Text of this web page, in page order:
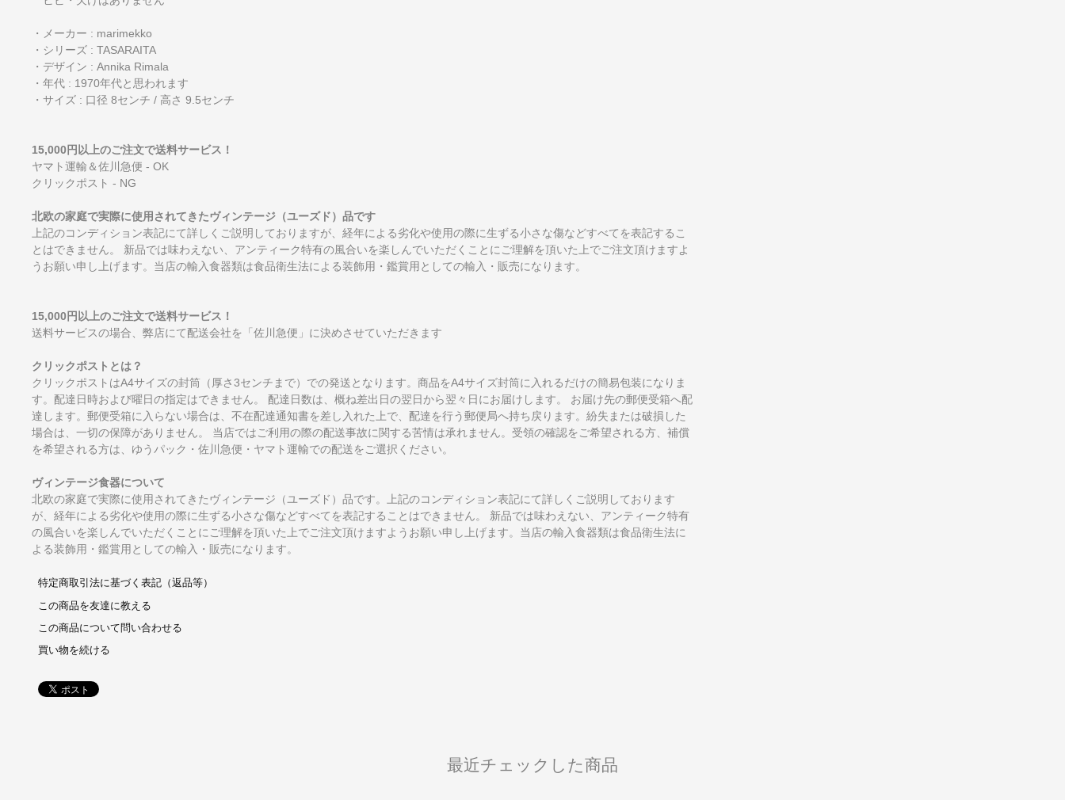
・メーカー : marimekko
・シリーズ : TASARAITA
・デザイン : Annika Rimala
・年代 : 1970年代と思われます
・サイズ : 口径 8センチ / 高さ 9.5センチ
15,000円以上のご注文で送料サービス！
ヤマト運輸＆佐川急便 - OK
クリックポスト - NG
北欧の家庭で実際に使用されてきたヴィンテージ（ユーズド）品です
上記のコンディション表記にて詳しくご説明しておりますが、経年による劣化や使用の際に生ずる小さな傷などすべてを表記するこ
とはできません。 新品では味わえない、アンティーク特有の風合いを楽しんでいただくことにご理解を頂いた上でご注文頂けますよ
うお願い申し上げます。当店の輸入食器類は食品衛生法による装飾用・鑑賞用としての輸入・販売になります。
15,000円以上のご注文で送料サービス！
送料サービスの場合、弊店にて配送会社を「佐川急便」に決めさせていただきます
クリックポストとは？
クリックポストはA4サイズの封筒（厚さ3センチまで）での発送となります。商品をA4サイズ封筒に入れるだけの簡易包装になりま
す。配達日時および曜日の指定はできません。 配達日数は、概ね差出日の翌日から翌々日にお届けします。 お届け先の郵便受箱へ配
達します。郵便受箱に入らない場合は、不在配達通知書を差し入れた上で、配達を行う郵便局へ持ち戻ります。紛失または破損した
場合は、一切の保障がありません。 当店ではご利用の際の配送事故に関する苦情は承れません。受領の確認をご希望される方、補償
を希望される方は、ゆうパック・佐川急便・ヤマト運輸での配送をご選択ください。
ヴィンテージ食器について
北欧の家庭で実際に使用されてきたヴィンテージ（ユーズド）品です。上記のコンディション表記にて詳しくご説明しております
が、経年による劣化や使用の際に生ずる小さな傷などすべてを表記することはできません。 新品では味わえない、アンティーク特有
の風合いを楽しんでいただくことにご理解を頂いた上でご注文頂けますようお願い申し上げます。当店の輸入食器類は食品衛生法に
よる装飾用・鑑賞用としての輸入・販売になります。
特定商取引法に基づく表記（返品等）
この商品を友達に教える
この商品について問い合わせる
買い物を続ける
最近チェックした商品